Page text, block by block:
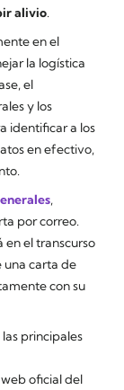
alivio.
en el
la logística
el
y los
identificar a los
en efectivo,
,
por correo.
en el transcurso
una carta de
con su
principales
web oficial del